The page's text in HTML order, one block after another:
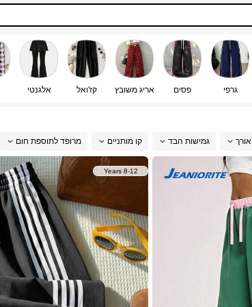
גרפי פסים אריג משובץ קז'ואל אלגנטי
אורך גמישות הבד קו מותניים מרופד לתוספת חום
8-12 Years